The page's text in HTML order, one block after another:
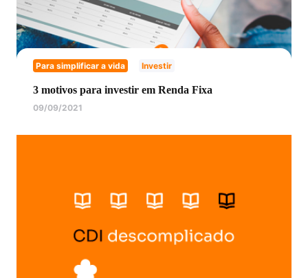
Para simplificar a vida Investir
3 motivos para investir em Renda Fixa
09/09/2021